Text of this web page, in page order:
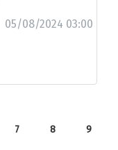
05/08/2024 03:00
7 8 9